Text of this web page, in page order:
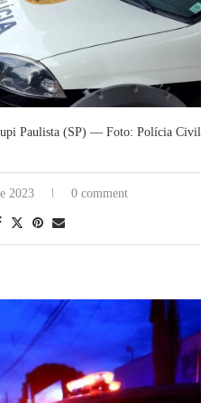
Paulista (SP) — Foto: Polícia Civil
2023 0 comment